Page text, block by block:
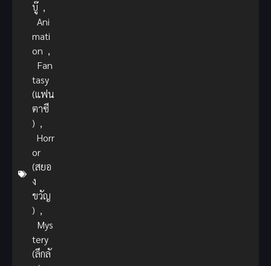
บู๊ ,
Ani
mati
on ,
Fan
tasy
(แฟน
ตาซี
) ,
Horr
or
(สยอ
ง
ขวัญ
) ,
Mys
tery
(ลึกลั